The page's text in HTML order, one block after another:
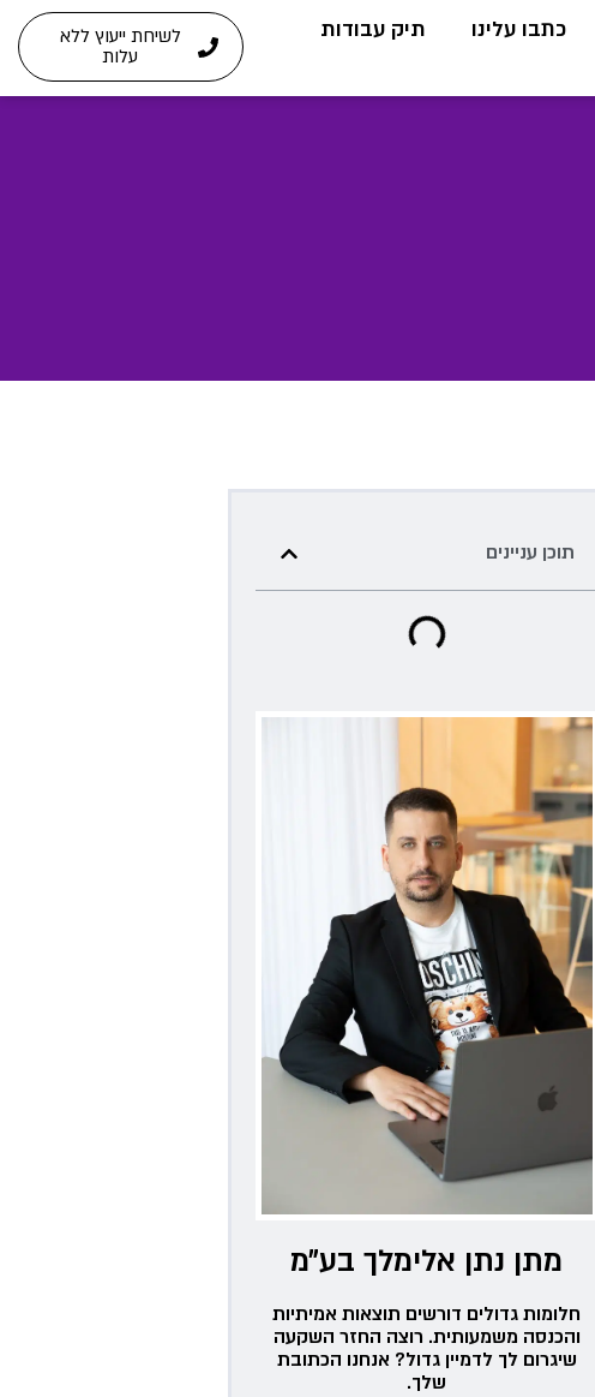
כתבו עלינו
תיק עבודות
לשיחת ייעוץ ללא
עלות
תוכן עניינים
מתן נתן אלימלך בע״מ
חלומות גדולים דורשים תוצאות אמיתיות
והכנסה משמעותית. רוצה החזר השקעה
שיגרום לך לדמיין גדול? אנחנו הכתובת
שלך.